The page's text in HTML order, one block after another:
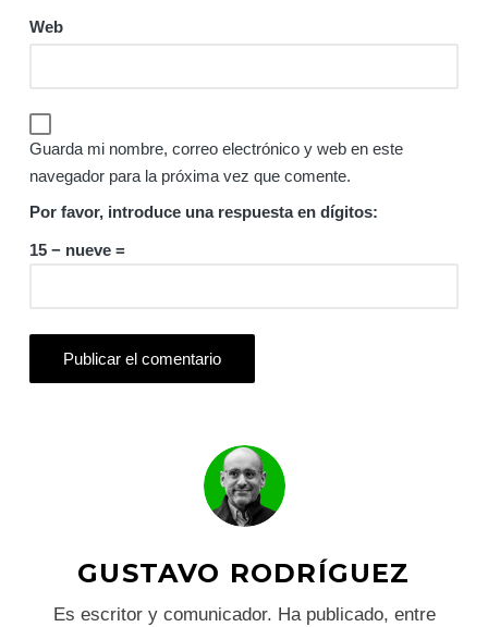
Web
Guarda mi nombre, correo electrónico y web en este
navegador para la próxima vez que comente.
Por favor, introduce una respuesta en dígitos:
15 − nueve =
GUSTAVO RODRÍGUEZ
Es escritor y comunicador. Ha publicado, entre